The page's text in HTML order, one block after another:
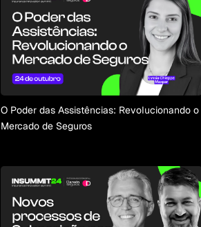
O Poder das Assistências: Revolucionando o
Mercado de Seguros